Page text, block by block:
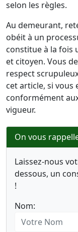
selon les règles.
Au demeurant,
obéit à un
constitue à la fois
et citoyen. Vous
respect
cet article, si
conformément
vigueur.
On vous
Laissez-nous
dessous, un
!
Nom: